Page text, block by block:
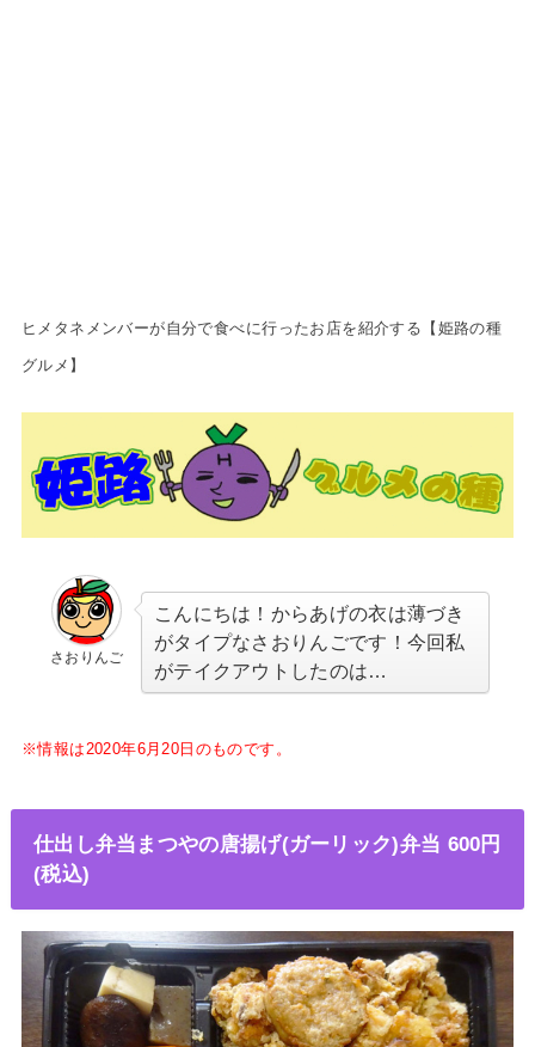
ヒメタネメンバーが自分で食べに行 ったお店を紹介する【姫路の種
グルメ】
さおりんご
こんにちは！からあげの衣は薄づき
がタイプなさおりんごです！今回私
がテイクアウトしたのは…
※情報は2020年6月20日のものです。
仕出し弁当まつやの唐揚げ(ガーリック)弁当 600円
(税込)